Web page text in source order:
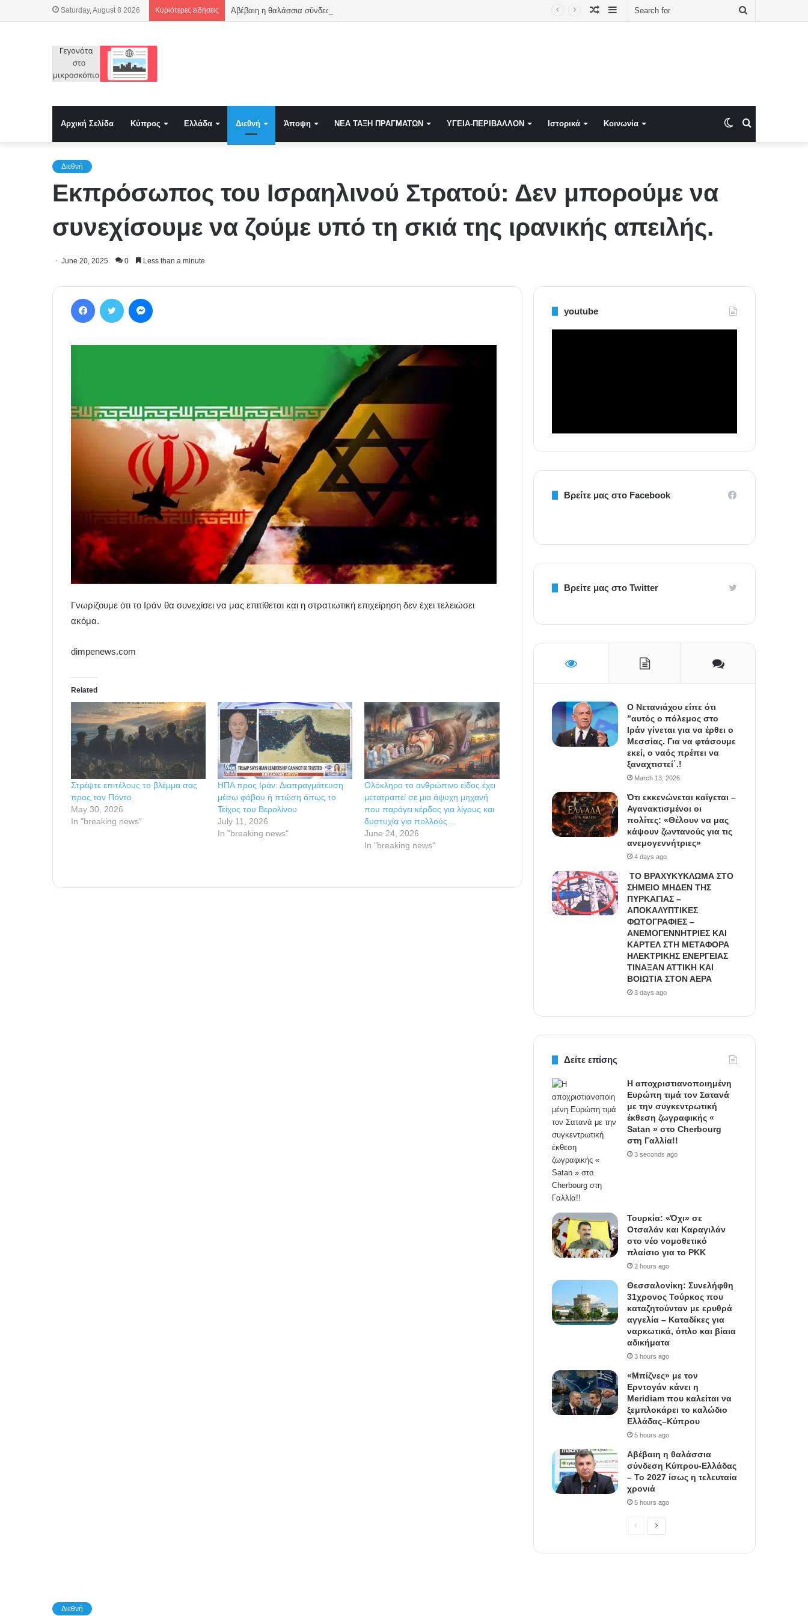
Saturday, August 8 2026 Κυριότερες ειδήσεις Αβέβαιη η θαλάσσια σύνδεση Κύπρου-Ελλάδας – Το 2027 ίσως η τελευταία χρονιά Sidebar
Random
Αρχική Σελίδα Κύπρος Ελλάδα Διεθνή Άποψη NEA TAΞΗ ΠΡΑΓΜΑΤΩΝ ΥΓΕΙΑ-ΠΕΡΙΒΑΛΛΟΝ Ιστορικά Κοινωνία Switch
Διεθνή
Εκπρόσωπος του Ισραηλινού Στρατού: Δεν μπορούμε να
συνεχίσουμε να ζούμε υπό τη σκιά της ιρανικής απειλής.
June 20, 2025 0 Less than a minute
Γνωρίζουμε ότι το Ιράν θα συνεχίσει να μας επιτίθεται και η στρατιωτική επιχείρηση δεν έχει τελειώσει
ακόμα.
dimpenews.com
Related
Στρέψτε επιτέλους το βλέμμα σας
προς τον Πόντο
May 30, 2026
In "breaking news"
ΗΠΑ προς Ιράν: Διαπραγμάτευση
μέσω φόβου ή πτώση όπως το
Τείχος του Βερολίνου
July 11, 2026
In "breaking news"
Ολόκληρο το ανθρώπινο είδος έχει
μετατραπεί σε μια άψυχη μηχανή
που παράγει κέρδος για λίγους και
δυστυχία για πολλούς…
June 24, 2026
In "breaking news"
youtube
Βρείτε μας στο Facebook
Βρείτε μας στο Twitter
Ο Νετανιάχου είπε ότι
”αυτός ο πόλεμος στο
Ιράν γίνεται για να έρθει ο
Μεσσίας. Για να φτάσουμε
εκεί, ο ναός πρέπει να
ξαναχτιστεί΄.!
March 13, 2026
Ότι εκκενώνεται καίγεται –
Αγανακτισμένοι οι
πολίτες: «Θέλουν να μας
κάψουν ζωντανούς για τις
ανεμογεννήτριες»
4 days ago
ΤΟ ΒΡΑΧΥΚΥΚΛΩΜΑ ΣΤΟ
ΣΗΜΕΙΟ ΜΗΔΕΝ ΤΗΣ
ΠΥΡΚΑΓΙΑΣ –
ΑΠΟΚΑΛΥΠΤΙΚΕΣ
ΦΩΤΟΓΡΑΦΙΕΣ –
ΑΝΕΜΟΓΕΝΝΗΤΡΙΕΣ ΚΑΙ
ΚΑΡΤΕΛ ΣΤΗ ΜΕΤΑΦΟΡΑ
ΗΛΕΚΤΡΙΚΗΣ ΕΝΕΡΓΕΙΑΣ
ΤΙΝΑΞΑΝ ΑΤΤΙΚΗ ΚΑΙ
ΒΟΙΩΤΙΑ ΣΤΟΝ ΑΕΡΑ
3 days ago
Δείτε επίσης
Η αποχριστιανοποιημένη
Ευρώπη τιμά τον Σατανά
με την συγκεντρωτική
έκθεση ζωγραφικής «
Satan » στο Cherbourg
στη Γαλλία!!
3 seconds ago
Τουρκία: «Όχι» σε
Οτσαλάν και Καραγιλάν
στο νέο νομοθετικό
πλαίσιο για το PKK
2 hours ago
Θεσσαλονίκη: Συνελήφθη
31χρονος Τούρκος που
καταζητούνταν με ερυθρά
αγγελία – Καταδίκες για
ναρκωτικά, όπλο και βίαια
αδικήματα
3 hours ago
«Μπίζνες» με τον
Ερντογάν κάνει η
Meridiam που καλείται να
ξεμπλοκάρει το καλώδιο
Ελλάδας–Κύπρου
5 hours ago
Αβέβαιη η θαλάσσια
σύνδεση Κύπρου-Ελλάδας
– Το 2027 ίσως η τελευταία
χρονιά
5 hours ago